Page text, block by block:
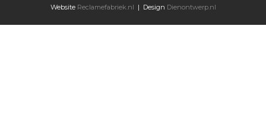
Website Reclamefabriek.nl | Design Dienontwerp.nl